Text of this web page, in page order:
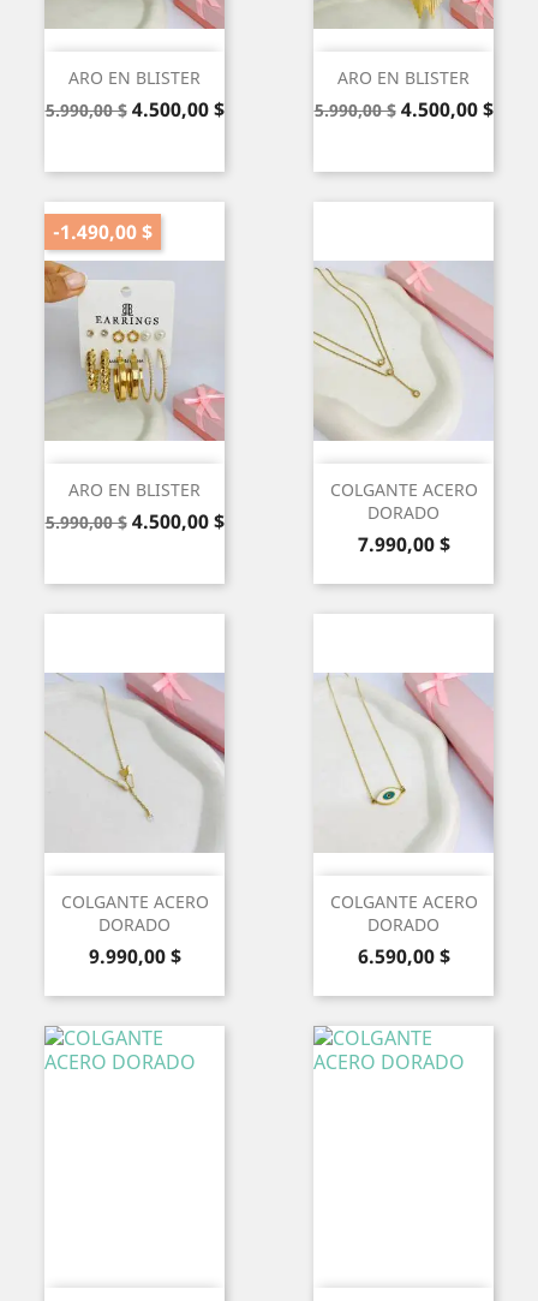
ARO EN BLISTER
Precio
5.990,00 $ Precio
4.500,00 $
ARO EN BLISTER
Precio
5.990,00 $ Precio
4.500,00 $
ARO EN BLISTER
Precio
5.990,00 $ Precio
4.500,00 $
-1.490,00 $
COLGANTE ACERO
DORADO
Precio
7.990,00 $
COLGANTE ACERO
DORADO
Precio
9.990,00 $
COLGANTE ACERO
DORADO
Precio
6.590,00 $